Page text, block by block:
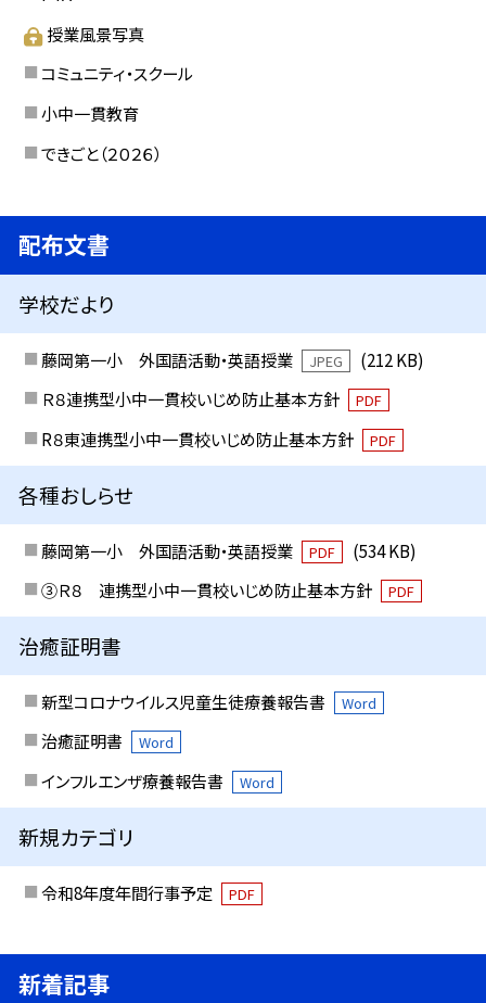
授業風景写真
コミュニティ・スクール
小中一貫教育
できごと（２０２６）
配布文書
学校だより
藤岡第一小 外国語活動・英語授業 JPEG
(212 KB)
Ｒ８連携型小中一貫校いじめ防止基本方針
PDF
R８東連携型小中一貫校いじめ防止基本方針 PDF
各種おしらせ
藤岡第一小 外国語活動・英語授業 PDF
(534 KB)
③Ｒ８ 連携型小中一貫校いじめ防止基本方針
PDF
治癒証明書
新型コロナウイルス児童生徒療養報告書 Word
治癒証明書 Word
インフルエンザ療養報告書 Word
新規カテゴリ
令和8年度年間行事予定 PDF
新着記事